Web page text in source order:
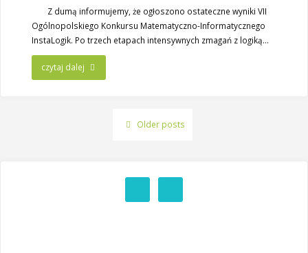
Z dumą informujemy, że ogłoszono ostateczne wyniki VII
Ogólnopolskiego Konkursu Matematyczno-Informatycznego
InstaLogik. Po trzech etapach intensywnych zmagań z logiką…
czytaj dalej
Older posts